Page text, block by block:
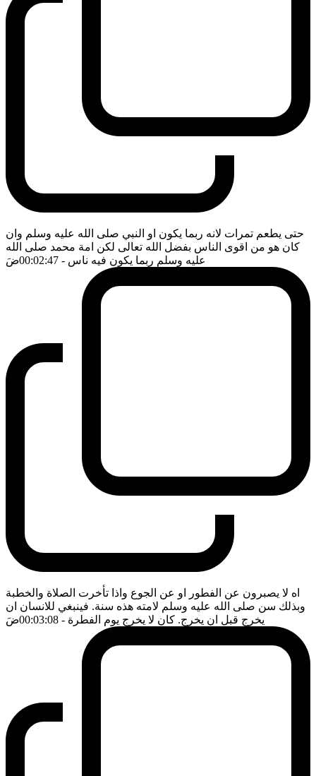
حتى يطعم تمرات لانه ربما يكون او النبي صلى الله عليه وسلم وان
كان هو من اقوى الناس بفضل الله تعالى لكن امة محمد صلى الله
عليه وسلم ربما يكون فيه ناس - 00:02:47 ضَ
اه لا يصبرون عن الفطور او عن الجوع واذا تأخرت الصلاة والخطبة
وبذلك سن صلى الله عليه وسلم لامته هذه سنة. فينبغي للانسان ان
يخرج قبل ان يخرج. كان لا يخرج يوم الفطرة - 00:03:08 ضَ